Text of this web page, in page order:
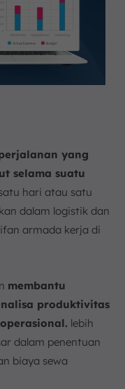
yang
selama suatu
hari atau satu
dalam logistik dan
armada kerja di
membantu
produktivitas
lebih
dalam penentuan
biaya sewa